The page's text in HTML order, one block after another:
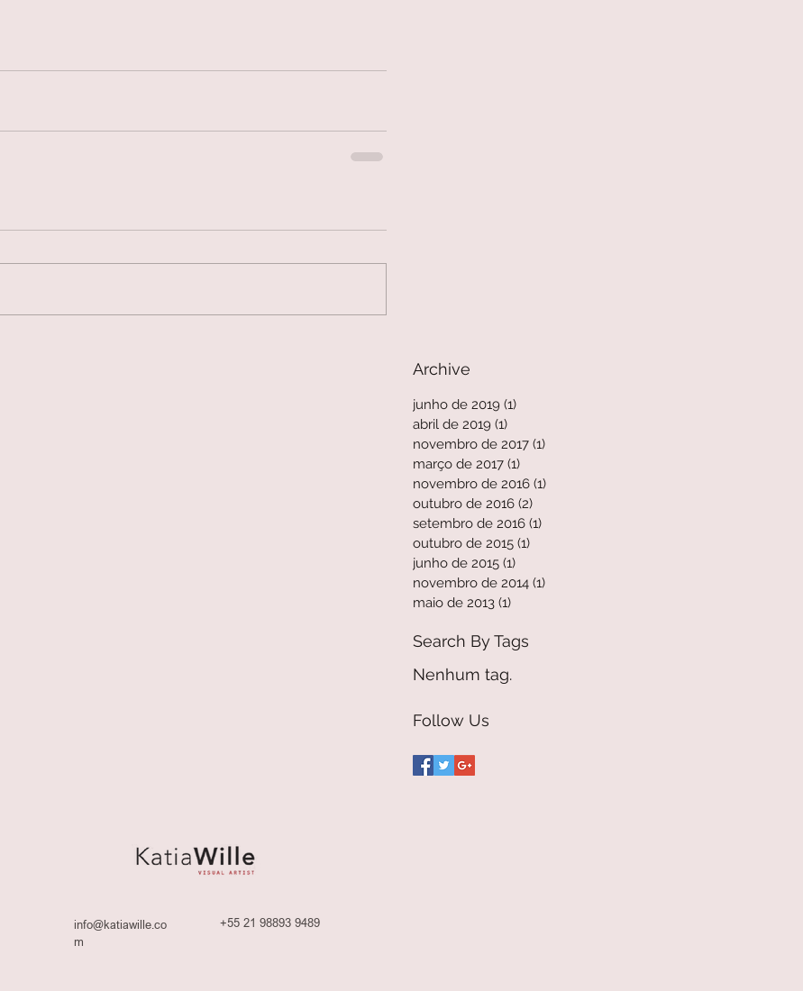
Archive
junho de 2019 (1)
abril de 2019 (1)
novembro de 2017 (1)
março de 2017 (1)
novembro de 2016 (1)
outubro de 2016 (2)
setembro de 2016 (1)
outubro de 2015 (1)
junho de 2015 (1)
novembro de 2014 (1)
maio de 2013 (1)
Search By Tags
Nenhum tag.
Follow Us
info@katiawille.co
m
+55 21 98893 9489